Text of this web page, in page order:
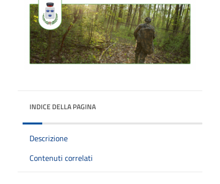
INDICE DELLA PAGINA
Descrizione
Contenuti correlati